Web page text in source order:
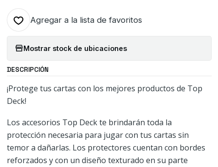
Agregar a la lista de favoritos
Mostrar stock de ubicaciones
DESCRIPCIÓN
¡Protege tus cartas con los mejores productos de Top
Deck!
Los accesorios Top Deck te brindarán toda la
protección necesaria para jugar con tus cartas sin
temor a dañarlas. Los protectores cuentan con bordes
reforzados y con un diseño texturado en su parte